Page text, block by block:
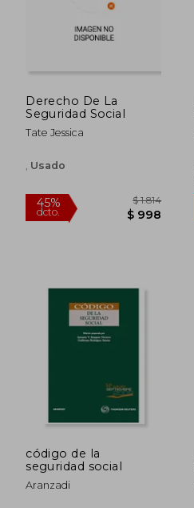
dcto.
Derecho De La
Seguridad Social
Tate Jessica
Usado
código de la
seguridad social
Aranzadi